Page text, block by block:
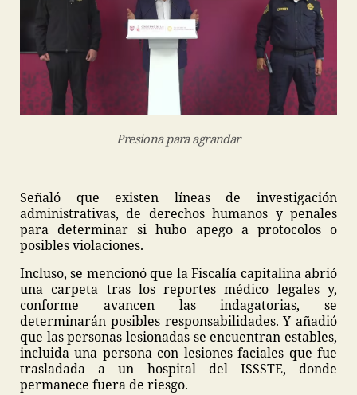
Presiona para agrandar
Señaló que existen líneas de investigación
administrativas, de derechos humanos y penales
para determinar si hubo apego a protocolos o
posibles violaciones.
Incluso, se mencionó que la Fiscalía capitalina abrió
una carpeta tras los reportes médico legales y,
conforme avancen las indagatorias, se
determinarán posibles responsabilidades. Y añadió
que las personas lesionadas se encuentran estables,
incluida una persona con lesiones faciales que fue
trasladada a un hospital del ISSSTE, donde
permanece fuera de riesgo.